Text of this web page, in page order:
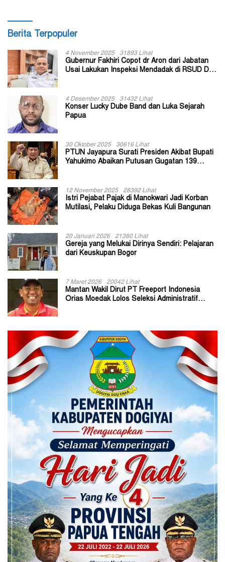
Berita Terpopuler
4 November 2025 31893 Lihat
Gubernur Fakhiri Copot dr Aron dari Jabatan
Usai Lakukan Inspeksi Mendadak di RSUD Dok
4 Desember 2025 31432 Lihat
Konser Lucky Dube Band dan Luka Sejarah
Papua
30 Oktober 2025 30616 Lihat
PTUN Jayapura Surati Presiden Akibat Bupati
Yahukimo Abaikan Putusan Gugatan 139
12 November 2025 28392 Lihat
Istri Pejabat Pajak di Manokwari Jadi Korban
Mutilasi, Pelaku Diduga Bekas Kuli Bangunan
20 Januari 2026 21380 Lihat
Gereja yang Melukai Dirinya Sendiri: Pelajaran
dari Keuskupan Bogor
7 Maret 2026 20042 Lihat
Mantan Wakil Dirut PT Freeport Indonesia
Orias Moedak Lolos Seleksi Administratif